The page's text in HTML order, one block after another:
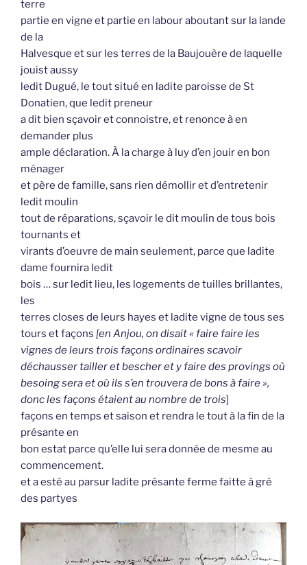
terre
partie en vigne et partie en labour aboutant sur la lande
de la
Halvesque et sur les terres de la Baujouère de laquelle
jouist aussy
ledit Dugué, le tout situé en ladite paroisse de St
Donatien, que ledit preneur
a dit bien sçavoir et connoistre, et renonce à en
demander plus
ample déclaration. À la charge à luy d’en jouir en bon
ménager
et père de famille, sans rien démollir et d’entretenir
ledit moulin
tout de réparations, sçavoir le dit moulin de tous bois
tournants et
virants d’oeuvre de main seulement, parce que ladite
dame fournira ledit
bois … sur ledit lieu, les logements de tuilles brillantes,
les
terres closes de leurs hayes et ladite vigne de tous ses
tours et façons [en Anjou, on disait « faire faire les
vignes de leurs trois façons ordinaires scavoir
déchausser tailler et bescher et y faire des provings où
besoing sera et où ils s’en trouvera de bons à faire »,
donc les façons étaient au nombre de trois]
façons en temps et saison et rendra le tout à la fin de la
présante en
bon estat parce qu’elle lui sera donnée de mesme au
commencement.
et a esté au parsur ladite présante ferme faitte à gré
des partyes